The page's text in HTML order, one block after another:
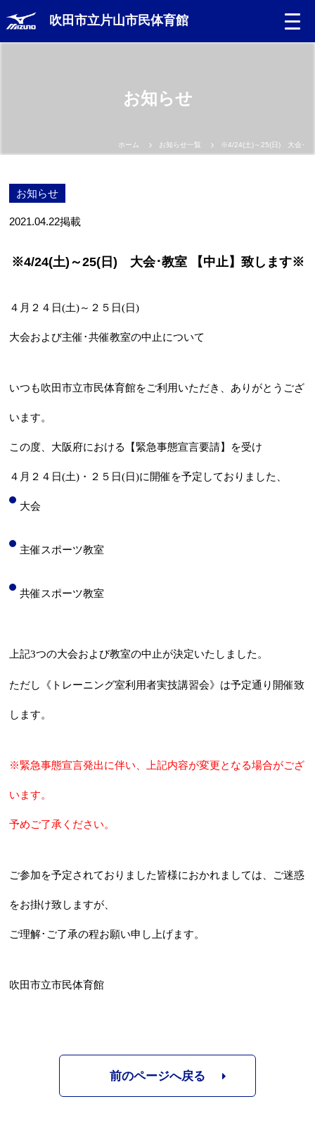
吹田市立片山市民体育館
お知らせ
ホーム お知らせ一覧 ※4/24(土)～25(日) 大会･教
お知らせ
2021.04.22掲載
※4/24(土)～25(日) 大会･教室 【中止】致します※
４月２４日(土)～２５日(日)
大会および主催･共催教室の中止について
いつも吹田市立市民体育館をご利用いただき、ありがとうござ
います。
この度、大阪府における【緊急事態宣言要請】を受け
４月２４日(土)・２５日(日)に開催を予定しておりました、
大会
主催スポーツ教室
共催スポーツ教室
上記3つの大会および教室の中止が決定いたしました。
ただし《トレーニング室利用者実技講習会》は予定通り開催致
します。
※緊急事態宣言発出に伴い、上記内容が変更となる場合がござ
います。
予めご了承ください。
ご参加を予定されておりました皆様におかれましては、ご迷惑
をお掛け致しますが、
ご理解･ご了承の程お願い申し上げます。
吹田市立市民体育館
前のページへ戻る